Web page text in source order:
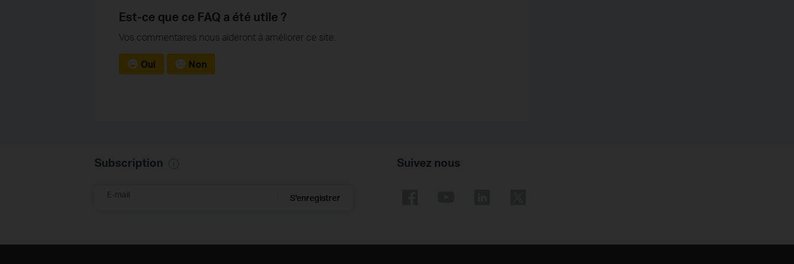
Est-ce que ce FAQ a été utile ?
Vos commentaires nous aideront à améliorer ce site.
Oui Non
Subscription
E-mail S'enregistrer
Suivez nous